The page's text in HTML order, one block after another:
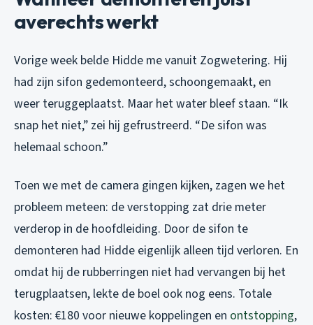
averechts werkt
Vorige week belde Hidde me vanuit Zogwetering. Hij
had zijn sifon gedemonteerd, schoongemaakt, en
weer teruggeplaatst. Maar het water bleef staan. “Ik
snap het niet,” zei hij gefrustreerd. “De sifon was
helemaal schoon.”
Toen we met de camera gingen kijken, zagen we het
probleem meteen: de verstopping zat drie meter
verderop in de hoofdleiding. Door de sifon te
demonteren had Hidde eigenlijk alleen tijd verloren. En
omdat hij de rubberringen niet had vervangen bij het
terugplaatsen, lekte de boel ook nog eens. Totale
kosten: €180 voor nieuwe koppelingen en ontstopping,